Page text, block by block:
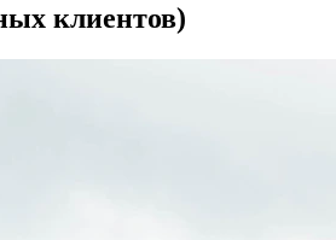
клиентов)